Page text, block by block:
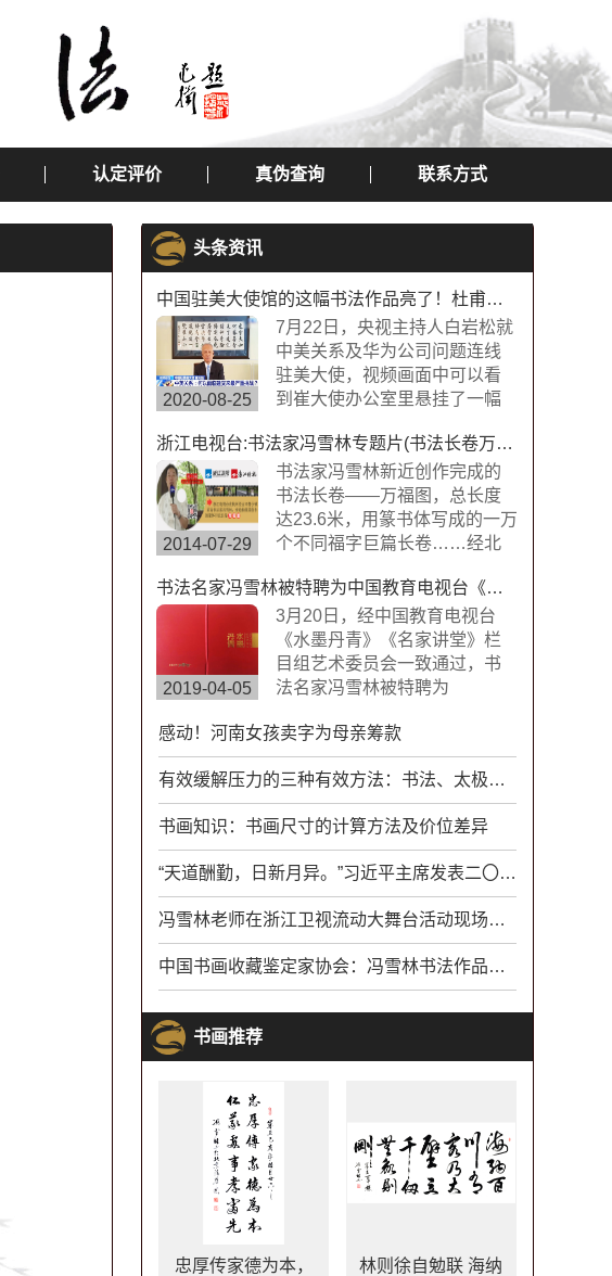
认定评价 真伪查询 联系方式
头条资讯
中国驻美大使馆的这幅书法作品亮了！杜甫望岳书法作品
2020-08-25
7月22日，央视主持人白岩松就
中美关系及华为公司问题连线
驻美大使，视频画面中可以看
到崔大使办公室里悬挂了一幅
甫的《望岳》，极具内涵，这
幅作品的书法字体是典型欧体
楷书，方圆兼备、严谨工整、
挺劲险峻。
浙江电视台:书法家冯雪林专题片(书法长卷万福图)
2014-07-29
书法家冯雪林新近创作完成的
书法长卷——万福图，总长度
达23.6米，用篆书体写成的一万
个不同福字巨篇长卷……经北
今为止世界上唯一的福字长篇
书法作品，具有很高的搜藏价
值。浙江卫视拍摄组来到杭州
余杭径山风情小镇专门拍摄了
此次专题片。
书法名家冯雪林被特聘为中国教育电视台《水墨丹青》《名家讲堂》栏目组签约艺术家
2019-04-05
3月20日，经中国教育电视台
《水墨丹青》《名家讲堂》栏
目组艺术委员会一致通过，书
法名家冯雪林被特聘为
堂》栏目组签约艺术家。中国
教育电视台《水墨丹青》是以
“弘扬中华传统文化，传承水墨
艺术精髓”为宗旨，展示现代中
国书画艺术发展变化的大型电
视文化栏目。
感动！河南女孩卖字为母亲筹款
有效缓解压力的三种有效方法：书法、太极、八段锦、瑜伽
书画知识：书画尺寸的计算方法及价位差异
“天道酬勤，日新月异。”习近平主席发表二〇一八年新年贺词
冯雪林老师在浙江卫视流动大舞台活动现场书法表演
中国书画收藏鉴定家协会：冯雪林书法作品具有很高收藏价值
书画推荐
忠厚传家德为本，
林则徐自勉联 海纳